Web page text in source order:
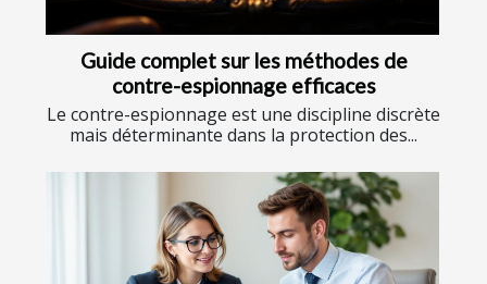
Guide complet sur les méthodes de
contre-espionnage efficaces
Le contre-espionnage est une discipline discrète
mais déterminante dans la protection des...